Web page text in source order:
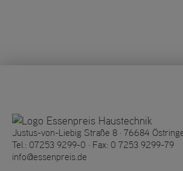
Justus-von-Liebig Straße 8 · 76684
Tel.: 07253 9299-0 · Fax: 0 7253 9299-79
info@essenpreis.de